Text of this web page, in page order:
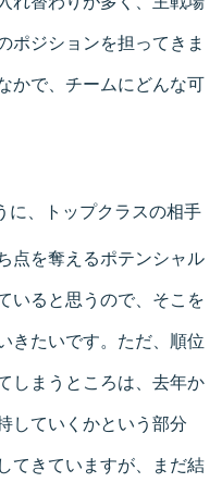
ポジションを担ってきま
かで、チームにどんな可
に、トップクラスの相手
点を奪えるポテンシャル
いると思うので、そこを
きたいです。ただ、順位
しまうところは、去年か
していくかという部分
てきていますが、まだ結